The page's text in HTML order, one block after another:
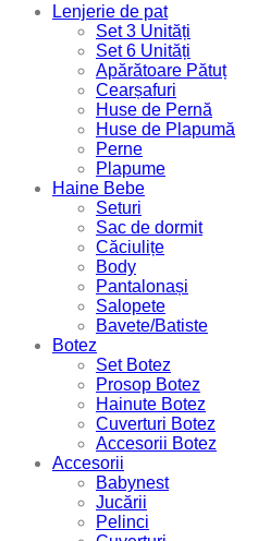
Lenjerie de pat
Set 3 Unități
Set 6 Unități
Apărătoare Pătuț
Cearșafuri
Huse de Pernă
Huse de Plapumă
Perne
Plapume
Haine Bebe
Seturi
Sac de dormit
Căciulițe
Body
Pantalonași
Salopete
Bavete/Batiste
Botez
Set Botez
Prosop Botez
Hainute Botez
Cuverturi Botez
Accesorii Botez
Accesorii
Babynest
Jucării
Pelinci